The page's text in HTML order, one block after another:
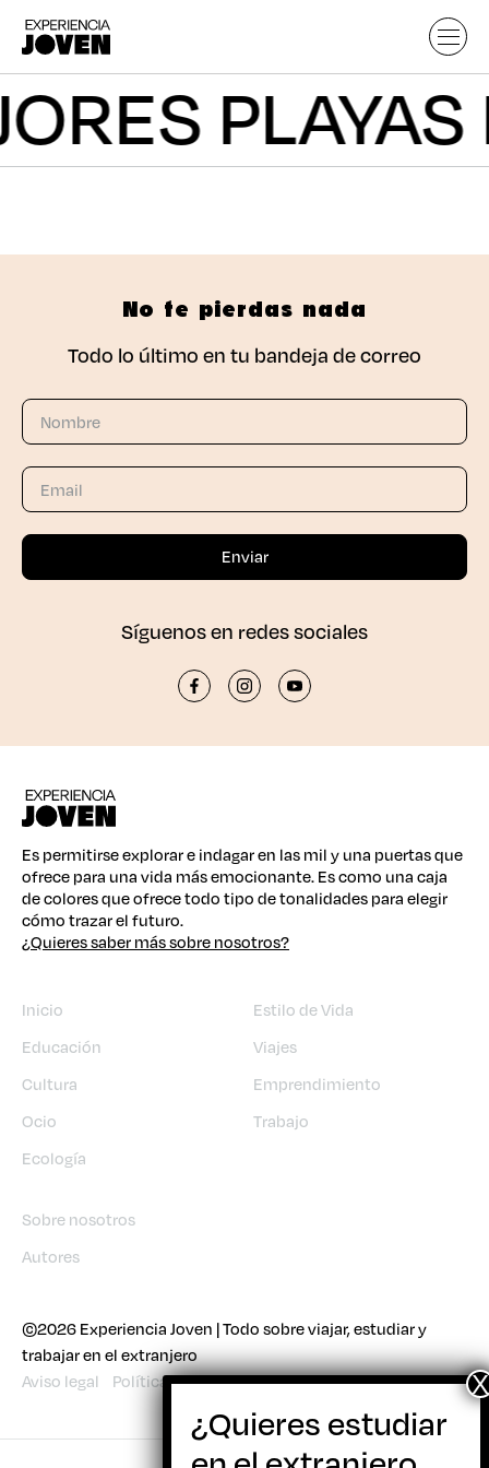
No te pierdas nada
Todo lo último en tu bandeja de correo
Síguenos en redes sociales
Es permitirse explorar e indagar en las mil y una puertas que
ofrece para una vida más emocionante. Es como una caja
de colores que ofrece todo tipo de tonalidades para elegir
cómo trazar el futuro.
¿Quieres saber más sobre nosotros?
Inicio
Educación
Cultura
Ocio
Ecología
Estilo de Vida
Viajes
Emprendimiento
Trabajo
Sobre nosotros
Autores
©2026 Experiencia Joven | Todo sobre viajar, estudiar y
trabajar en el extranjero
Aviso legal
Política de cookies